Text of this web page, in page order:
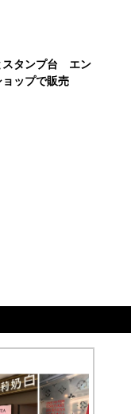
スタンプ台 エン
ップで販売